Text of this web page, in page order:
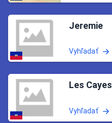
Jeremie
Vyhľadať
Les Cayes
Vyhľadať